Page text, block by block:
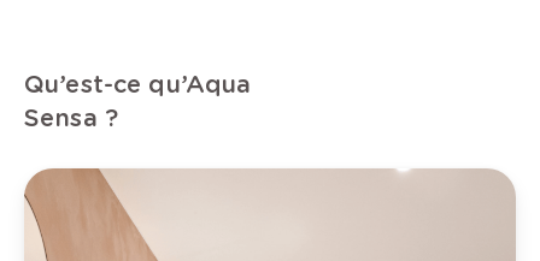
Qu’est-ce qu’Aqua
Sensa ?